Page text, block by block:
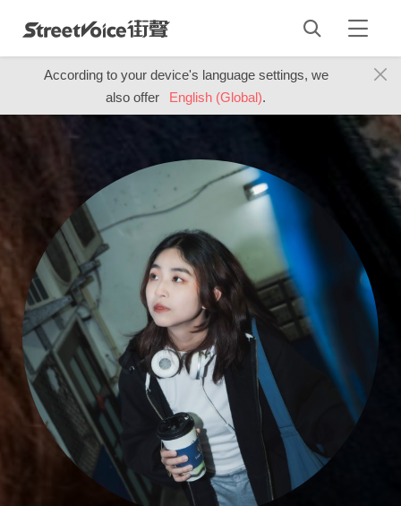
According to your device's language settings, we
also offer
English (Global).